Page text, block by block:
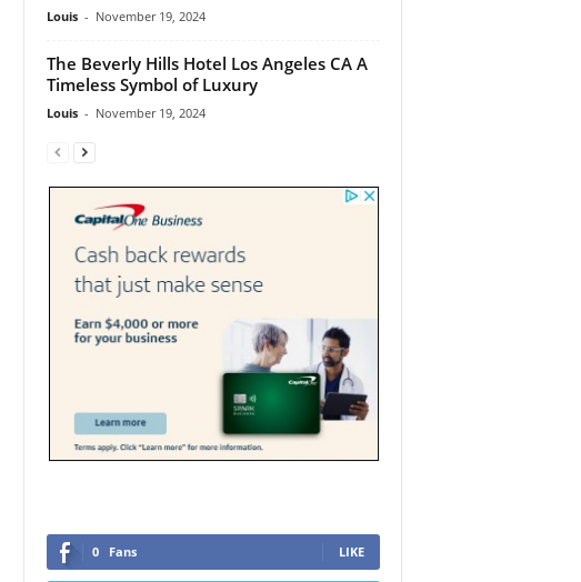
Louis - November 19, 2024
The Beverly Hills Hotel Los Angeles CA A
Timeless Symbol of Luxury
Louis - November 19, 2024
0 Fans LIKE